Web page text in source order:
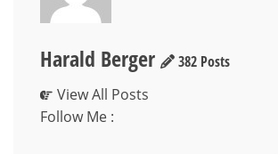
Harald Berger
382 Posts
View All Posts
Follow Me :